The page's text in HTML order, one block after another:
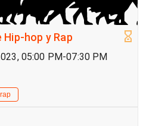
hop y Rap
05:00 PM-07:30 PM
rap